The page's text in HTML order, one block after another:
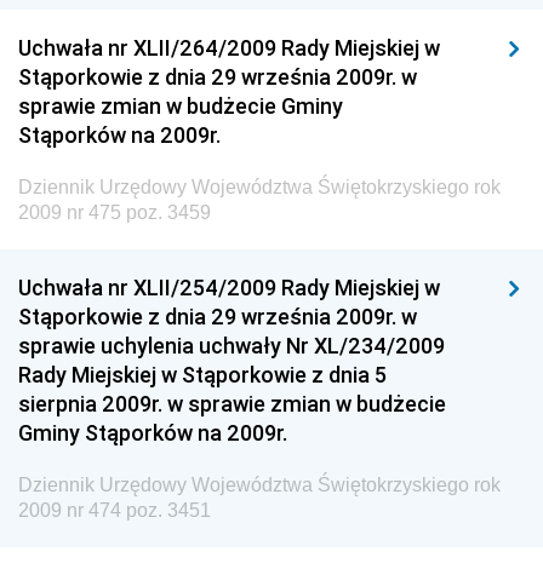
Dziennik Urzędowy Ministerstwa Przemysłu
Chemicznego i Lekkiego
Dziennik Urzędowy Ministerstwa Rolnictwa i
Gospodarki Żywnościowej
Dziennik Urzędowy Ministra Rodziny, Pracy i Polityki
Społecznej
Dziennik Urzędowy Ministra Rozwoju
Dziennik Urzędowy Ministra Infrastruktury i
Budownictwa
Dziennik Urzędowy Ministra Gospodarki Morskiej i
Żeglugi Śródlądowej
Dziennik Urzędowy Ministra Energii
Dziennik Urzędowy Ministra Finansów
Uchwała nr XLII/264/2009 Rady Miejskiej w
Stąporkowie z dnia 29 września 2009r. w
sprawie zmian w budżecie Gminy
Stąporków na 2009r.
Dziennik Urzędowy Województwa Świętokrzyskiego rok
2009 nr 475 poz. 3459
Uchwała nr XLII/254/2009 Rady Miejskiej w
Stąporkowie z dnia 29 września 2009r. w
sprawie uchylenia uchwały Nr XL/234/2009
Rady Miejskiej w Stąporkowie z dnia 5
sierpnia 2009r. w sprawie zmian w budżecie
Gminy Stąporków na 2009r.
Dziennik Urzędowy Województwa Świętokrzyskiego rok
2009 nr 474 poz. 3451